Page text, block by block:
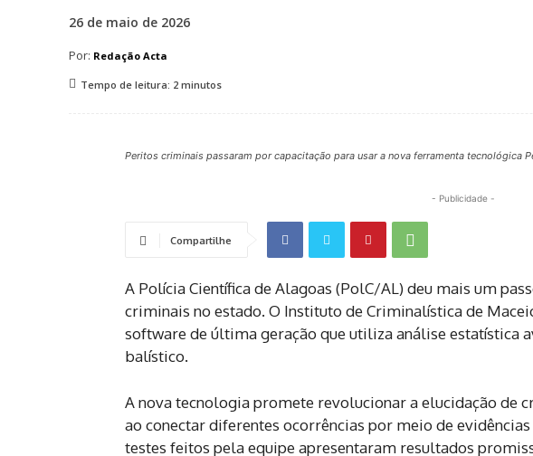
26 de maio de 2026
Por: Redação Acta
Tempo de leitura: 2 minutos
Peritos criminais passaram por capacitação para usar a nova ferramenta tecnológica
- Publicidade -
Compartilhe
A Polícia Científica de Alagoas (PolC/AL) deu mais um
criminais no estado. O Instituto de Criminalística de
software de última geração que utiliza análise estatística
balístico.
A nova tecnologia promete revolucionar a elucidação de
ao conectar diferentes ocorrências por meio de
testes feitos pela equipe apresentaram resultados